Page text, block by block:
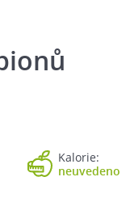
Kalorie:
neuvedeno